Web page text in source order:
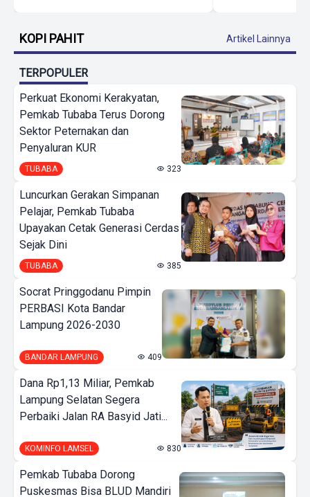
KOPI PAHIT Artikel Lainnya
TERPOPULER
Perkuat Ekonomi Kerakyatan,
Pemkab Tubaba Terus Dorong
Sektor Peternakan dan
Penyaluran KUR
TUBABA 323
Luncurkan Gerakan Simpanan
Pelajar, Pemkab Tubaba
Upayakan Cetak Generasi Cerdas
Sejak Dini
TUBABA 385
Socrat Pringgodanu Pimpin
PERBASI Kota Bandar
Lampung 2026-2030
BANDAR LAMPUNG 409
Dana Rp1,13 Miliar, Pemkab
Lampung Selatan Segera
Perbaiki Jalan RA Basyid Jati...
KOMINFO LAMSEL 830
Pemkab Tubaba Dorong
Puskesmas Bisa BLUD Mandiri